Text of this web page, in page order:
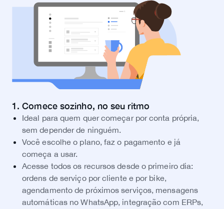
1. Comece sozinho, no seu ritmo
Ideal para quem quer começar por conta própria,
sem depender de ninguém.
Você escolhe o plano, faz o pagamento e já
começa a usar.
Acesse todos os recursos desde o primeiro dia:
ordens de serviço por cliente e por bike,
agendamento de próximos serviços, mensagens
automáticas no WhatsApp, integração com ERPs,